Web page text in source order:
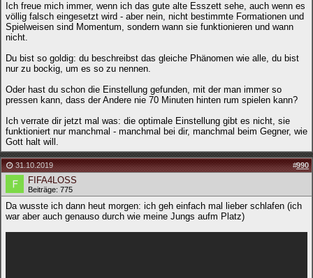
Ich freue mich immer, wenn ich das gute alte Esszett sehe, auch wenn es
völlig falsch eingesetzt wird - aber nein, nicht bestimmte Formationen und
Spielweisen sind Momentum, sondern wann sie funktionieren und wann
nicht.
Du bist so goldig: du beschreibst das gleiche Phänomen wie alle, du bist
nur zu bockig, um es so zu nennen.
Oder hast du schon die Einstellung gefunden, mit der man immer so
pressen kann, dass der Andere nie 70 Minuten hinten rum spielen kann?
Ich verrate dir jetzt mal was: die optimale Einstellung gibt es nicht, sie
funktioniert nur manchmal - manchmal bei dir, manchmal beim Gegner, wie
Gott halt will.
31.10.2019 #990
FIFA4LOSS
Beiträge: 775
Da wusste ich dann heut morgen: ich geh einfach mal lieber schlafen (ich
war aber auch genauso durch wie meine Jungs aufm Platz)